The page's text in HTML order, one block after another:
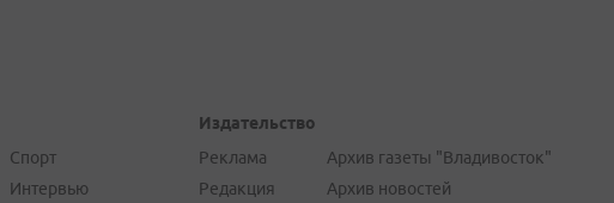
Спорт
Интервью
Издательство
Реклама
Редакция
Архив газеты "Владивосток"
Архив новостей